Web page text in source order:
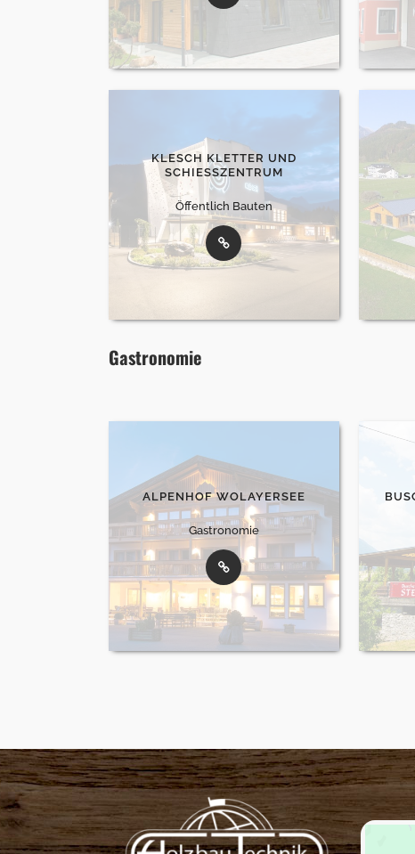
KLESCH KLETTER UND
SCHIESSZENTRUM
Öffentlich Bauten
Gastronomie
ALPENHOF WOLAYERSEE
Gastronomie